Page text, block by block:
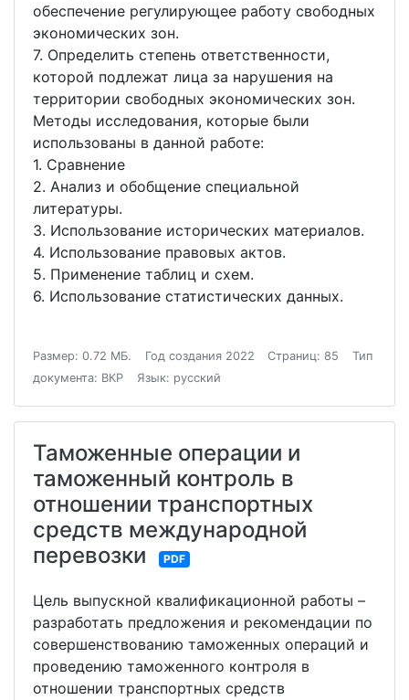
обеспечение регулирующее работу свободных
экономических зон.
7. Определить степень ответственности,
которой подлежат лица за нарушения на
территории свободных экономических зон.
Методы исследования, которые были
использованы в данной работе:
1. Сравнение
2. Анализ и обобщение специальной
литературы.
3. Использование исторических материалов.
4. Использование правовых актов.
5. Применение таблиц и схем.
6. Использование статистических данных.
Размер: 0.72 МБ. Год создания 2022 Страниц: 85
Тип
документа: ВКР
Язык: русский
Таможенные операции и
таможенный контроль в
отношении транспортных
средств международной
перевозки
PDF
Цель выпускной квалификационной работы –
разработать предложения и рекомендации по
совершенствованию таможенных операций и
проведению таможенного контроля в
отношении транспортных средств